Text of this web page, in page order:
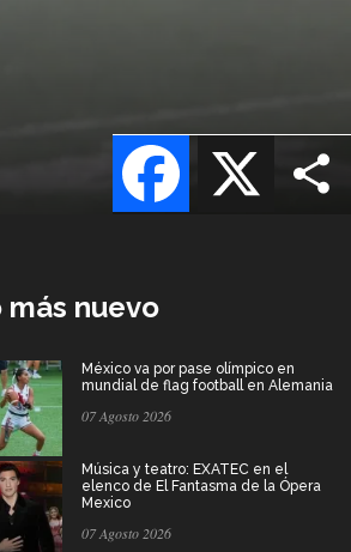
X
Facebook
más nuevo
México va por pase olímpico en
mundial de flag football en Alemania
07 Agosto 2026
Música y teatro: EXATEC en el
elenco de El Fantasma de la Ópera
Mexico
07 Agosto 2026